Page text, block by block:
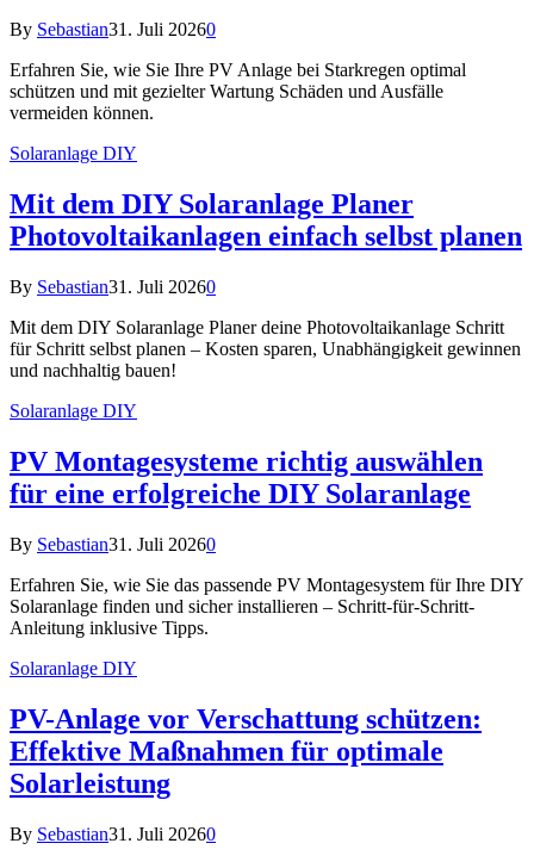
By Sebastian31. Juli 20260
Erfahren Sie, wie Sie Ihre PV Anlage bei Starkregen optimal
schützen und mit gezielter Wartung Schäden und Ausfälle
vermeiden können.
Solaranlage DIY
Mit dem DIY Solaranlage Planer
Photovoltaikanlagen einfach selbst planen
By Sebastian31. Juli 20260
Mit dem DIY Solaranlage Planer deine Photovoltaikanlage Schritt
für Schritt selbst planen – Kosten sparen, Unabhängigkeit gewinnen
und nachhaltig bauen!
Solaranlage DIY
PV Montagesysteme richtig auswählen
für eine erfolgreiche DIY Solaranlage
By Sebastian31. Juli 20260
Erfahren Sie, wie Sie das passende PV Montagesystem für Ihre DIY
Solaranlage finden und sicher installieren – Schritt-für-Schritt-
Anleitung inklusive Tipps.
Solaranlage DIY
PV-Anlage vor Verschattung schützen:
Effektive Maßnahmen für optimale
Solarleistung
By Sebastian31. Juli 20260